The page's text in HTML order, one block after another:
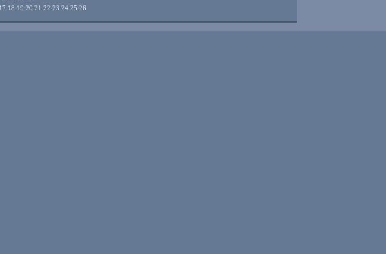
17 18 19 20 21 22 23 24 25 26